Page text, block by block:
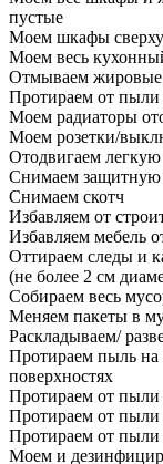
пустые
Моем шкафы сверху
Моем весь
Отмываем жировые
Протираем от
Моем радиаторы
Моем розетки/
Отодвигаем
Снимаем защитную
Снимаем скотч
Избавляем от
Избавляем мебель
Оттираем следы и
(не более 2 см
Собираем весь
Меняем пакеты в
Раскладываем/
Протираем пыль на
поверхностях
Протираем от пыли
Протираем от пыли
Протираем от пыли
Моем и